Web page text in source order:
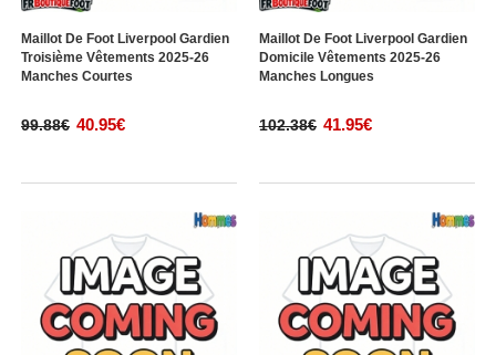
Maillot De Foot Liverpool Gardien
Troisième Vêtements 2025-26
Manches Courtes
99.88€ 40.95€
Maillot De Foot Liverpool Gardien
Domicile Vêtements 2025-26
Manches Longues
102.38€ 41.95€